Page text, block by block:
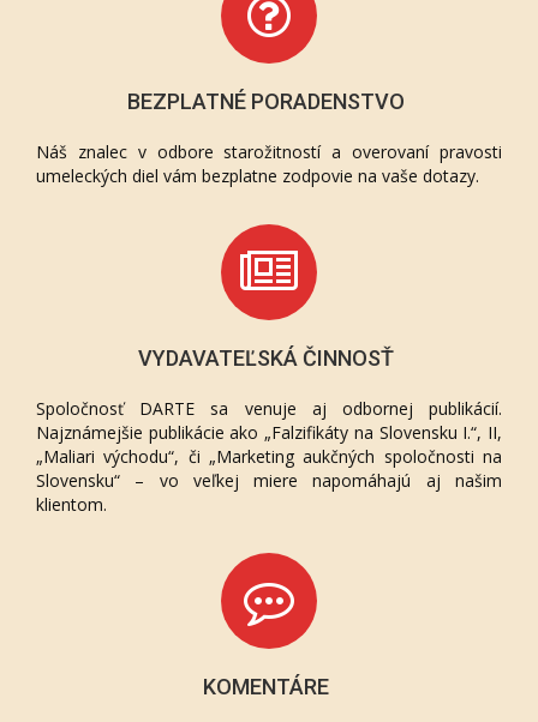
BEZPLATNÉ PORADENSTVO
Náš znalec v odbore starožitností a overovaní pravosti
umeleckých diel vám bezplatne zodpovie na vaše dotazy.
VYDAVATEĽSKÁ ČINNOSŤ
Spoločnosť DARTE sa venuje aj odbornej publikácií.
Najznámejšie publikácie ako „Falzifikáty na Slovensku I.“, II,
„Maliari východu“, či „Marketing aukčných spoločnosti na
Slovensku“ – vo veľkej miere napomáhajú aj našim
klientom.
KOMENTÁRE